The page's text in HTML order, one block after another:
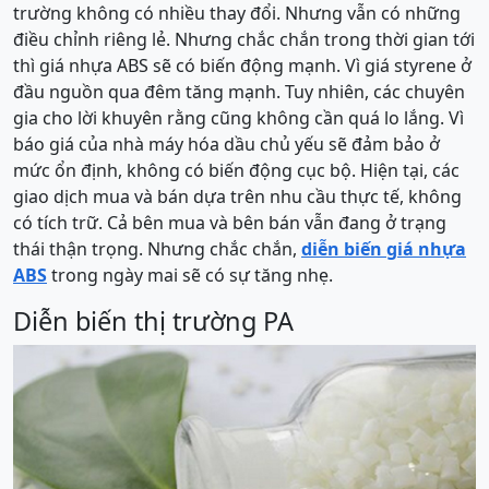
trường không có nhiều thay đổi. Nhưng vẫn có những
điều chỉnh riêng lẻ. Nhưng chắc chắn trong thời gian tới
thì giá nhựa ABS sẽ có biến động mạnh. Vì giá styrene ở
đầu nguồn qua đêm tăng mạnh. Tuy nhiên, các chuyên
gia cho lời khuyên rằng cũng không cần quá lo lắng. Vì
báo giá của nhà máy hóa dầu chủ yếu sẽ đảm bảo ở
mức ổn định, không có biến động cục bộ. Hiện tại, các
giao dịch mua và bán dựa trên nhu cầu thực tế, không
có tích trữ. Cả bên mua và bên bán vẫn đang ở trạng
thái thận trọng. Nhưng chắc chắn, diễn biến giá nhựa
ABStrong ngày mai sẽ có sự tăng nhẹ.
Diễn biến thị trường PA